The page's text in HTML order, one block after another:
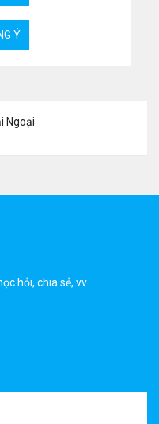
Ngoại
hỏi, chia sẻ, vv.